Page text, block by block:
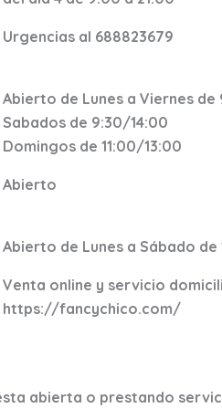
Urgencias al 688823679
Abierto de Lunes a Viernes
Sabados de 9:30/14:00
Domingos de 11:00/13:00
Abierto
Abierto de Lunes a Sábado de
Venta online y servicio
https://fancychico.com/
abierta o prestando